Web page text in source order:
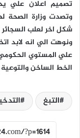
تصميم اعلان علي
وتصدت وزارة الصحة
شكل اخر لعلب
ونوهت الي انه لابد
علي المستوي الحكومي
الخط الساخن
التبغ